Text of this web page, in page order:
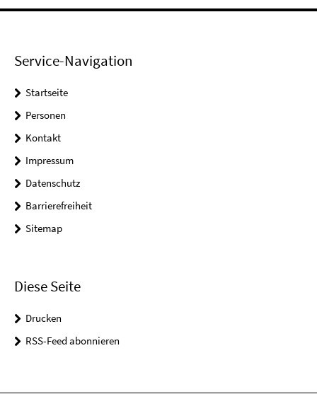
Service-Navigation
Startseite
Personen
Kontakt
Impressum
Datenschutz
Barrierefreiheit
Sitemap
Diese Seite
Drucken
RSS-Feed abonnieren